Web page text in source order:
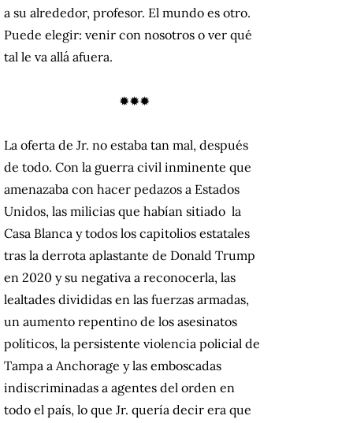
a su alrededor, profesor. El mundo es otro.
Puede elegir: venir con nosotros o ver qué
tal le va allá afuera.
✹✹✹
La oferta de Jr. no estaba tan mal, después
de todo. Con la guerra civil inminente que
amenazaba con hacer pedazos a Estados
Unidos, las milicias que habían sitiado la
Casa Blanca y todos los capitolios estatales
tras la derrota aplastante de Donald Trump
en 2020 y su negativa a reconocerla, las
lealtades divididas en las fuerzas armadas,
un aumento repentino de los asesinatos
políticos, la persistente violencia policial de
Tampa a Anchorage y las emboscadas
indiscriminadas a agentes del orden en
todo el país, lo que Jr. quería decir era que